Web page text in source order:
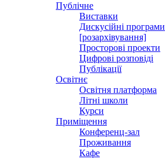
Публічне
Виставки
Дискусійні програми
[розархівування]
Просторові проекти
Цифрові розповіді
Публікації
Освітнє
Освітня платформа
Літні школи
Курси
Приміщення
Конференц-зал
Проживання
Кафе